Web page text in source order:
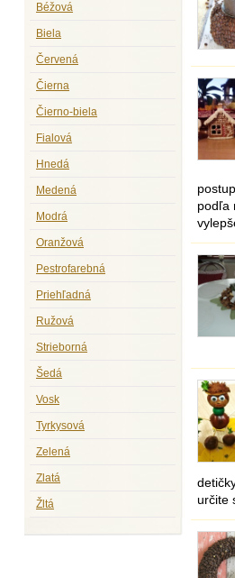
Béžová
Biela
Červená
Čierna
Čierno-biela
Fialová
Hnedá
Medená
Modrá
Oranžová
Pestrofarebná
Priehľadná
Ružová
Strieborná
Šedá
Vosk
Tyrkysová
Zelená
Zlatá
Žltá
podľa
určite